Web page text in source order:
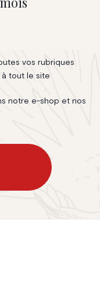
vos rubriques
tout le site
notre e-shop et nos